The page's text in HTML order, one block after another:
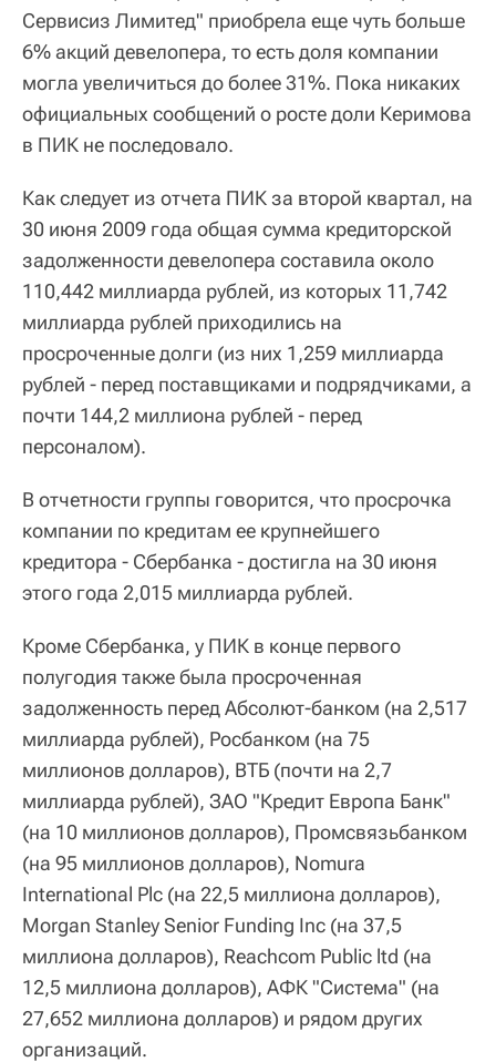
Сервисиз Лимитед" приобрела еще чуть больше
6% акций девелопера, то есть доля компании
могла увеличиться до более 31%. Пока никаких
официальных сообщений о росте доли Керимова
в ПИК не последовало.
Как следует из отчета ПИК за второй квартал, на
30 июня 2009 года общая сумма кредиторской
задолженности девелопера составила около
110,442 миллиарда рублей, из которых 11,742
миллиарда рублей приходились на
просроченные долги (из них 1,259 миллиарда
рублей - перед поставщиками и подрядчиками, а
почти 144,2 миллиона рублей - перед
персоналом).
В отчетности группы говорится, что просрочка
компании по кредитам ее крупнейшего
кредитора - Сбербанка - достигла на 30 июня
этого года 2,015 миллиарда рублей.
Кроме Сбербанка, у ПИК в конце первого
полугодия также была просроченная
задолженность перед Абсолют-банком (на 2,517
миллиарда рублей), Росбанком (на 75
миллионов долларов), ВТБ (почти на 2,7
миллиарда рублей), ЗАО "Кредит Европа Банк"
(на 10 миллионов долларов), Промсвязьбанком
(на 95 миллионов долларов), Nomura
International Plc (на 22,5 миллиона долларов),
Morgan Stanley Senior Funding Inc (на 37,5
миллиона долларов), Reachcom Public ltd (на
12,5 миллиона долларов), АФК "Система" (на
27,652 миллиона долларов) и рядом других
организаций.